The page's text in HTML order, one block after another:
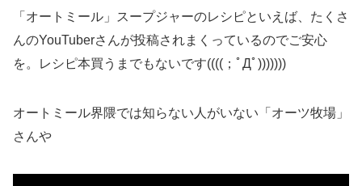
「オートミール」スープジャーのレシピといえば、たくさ
んのYouTuberさんが投稿されまくっているのでご安心
を。レシピ本買うまでもないです((((；ﾟДﾟ)))))))
オートミール界隈では知らない人がいない「オーツ牧場」
さんや